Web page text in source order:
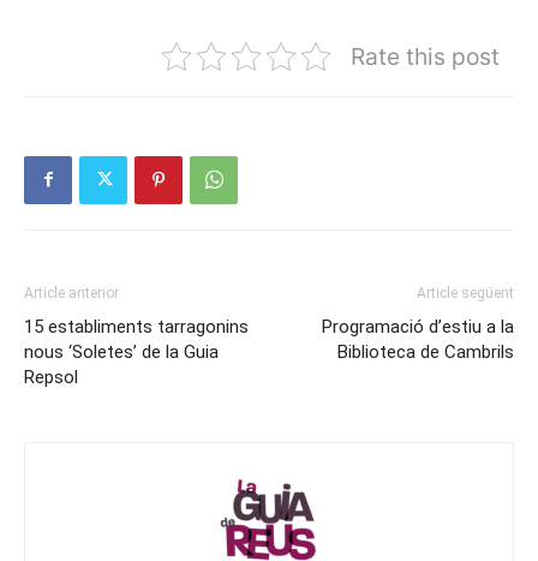
Rate this post
Article anterior
15 establiments tarragonins
nous ‘Soletes’ de la Guia
Repsol
Article següent
Programació d’estiu a la
Biblioteca de Cambrils